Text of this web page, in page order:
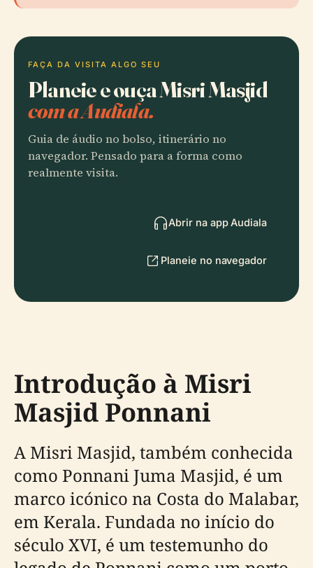
FAÇA DA VISITA ALGO SEU
Planeie e ouça Misri Masjid
com a Audiala.
Guia de áudio no bolso, itinerário no
navegador. Pensado para a forma como
realmente visita.
Abrir na app Audiala
Planeie no navegador
Introdução à Misri
Masjid Ponnani
A Misri Masjid, também conhecida
como Ponnani Juma Masjid, é um
marco icónico na Costa do Malabar,
em Kerala. Fundada no início do
século XVI, é um testemunho do